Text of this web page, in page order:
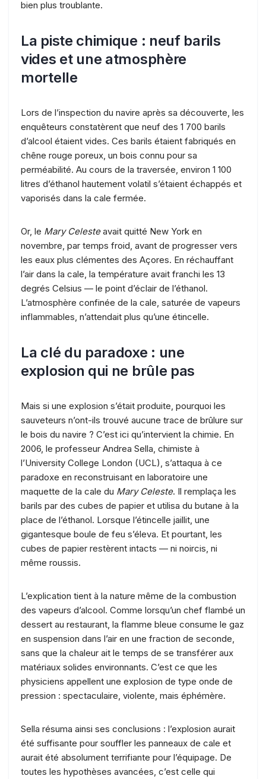
bien plus troublante.
La piste chimique : neuf barils
vides et une atmosphère
mortelle
Lors de l’inspection du navire après sa découverte, les
enquêteurs constatèrent que neuf des 1 700 barils
d’alcool étaient vides. Ces barils étaient fabriqués en
chêne rouge poreux, un bois connu pour sa
perméabilité. Au cours de la traversée, environ 1 100
litres d’éthanol hautement volatil s’étaient échappés et
vaporisés dans la cale fermée.
Or, le Mary Celesteavait quitté New York en
novembre, par temps froid, avant de progresser vers
les eaux plus clémentes des Açores. En réchauffant
l’air dans la cale, la température avait franchi les 13
degrés Celsius — le point d’éclair de l’éthanol.
L’atmosphère confinée de la cale, saturée de vapeurs
inflammables, n’attendait plus qu’une étincelle.
La clé du paradoxe : une
explosion qui ne brûle pas
Mais si une explosion s’était produite, pourquoi les
sauveteurs n’ont-ils trouvé aucune trace de brûlure sur
le bois du navire ? C’est ici qu’intervient la chimie. En
2006, le professeur Andrea Sella, chimiste à
l’University College London (UCL), s’attaqua à ce
paradoxe en reconstruisant en laboratoire une
maquette de la cale du Mary Celeste. Il remplaça les
barils par des cubes de papier et utilisa du butane à la
place de l’éthanol. Lorsque l’étincelle jaillit, une
gigantesque boule de feu s’éleva. Et pourtant, les
cubes de papier restèrent intacts — ni noircis, ni
même roussis.
L’explication tient à la nature même de la combustion
des vapeurs d’alcool. Comme lorsqu’un chef flambé un
dessert au restaurant, la flamme bleue consume le gaz
en suspension dans l’air en une fraction de seconde,
sans que la chaleur ait le temps de se transférer aux
matériaux solides environnants. C’est ce que les
physiciens appellent une explosion de type onde de
pression : spectaculaire, violente, mais éphémère.
Sella résuma ainsi ses conclusions : l’explosion aurait
été suffisante pour souffler les panneaux de cale et
aurait été absolument terrifiante pour l’équipage. De
toutes les hypothèses avancées, c’est celle qui